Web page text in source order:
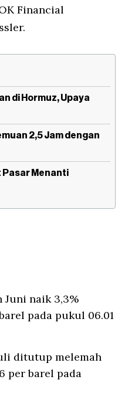
Financial
di Hormuz, Upaya
2,5 Jam dengan
Pasar Menanti
naik 3,3%
pada pukul 06.01
ditutup melemah
per barel pada